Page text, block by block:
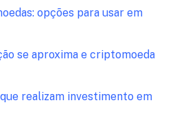
opções para usar em
se aproxima e criptomoeda
realizam investimento em